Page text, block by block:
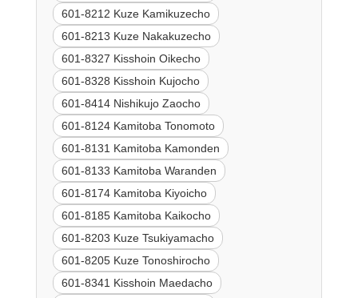
601-8212 Kuze Kamikuzecho
601-8213 Kuze Nakakuzecho
601-8327 Kisshoin Oikecho
601-8328 Kisshoin Kujocho
601-8414 Nishikujo Zaocho
601-8124 Kamitoba Tonomoto
601-8131 Kamitoba Kamonden
601-8133 Kamitoba Waranden
601-8174 Kamitoba Kiyoicho
601-8185 Kamitoba Kaikocho
601-8203 Kuze Tsukiyamacho
601-8205 Kuze Tonoshirocho
601-8341 Kisshoin Maedacho